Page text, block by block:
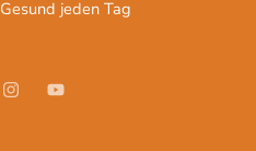
Gesund jeden Tag